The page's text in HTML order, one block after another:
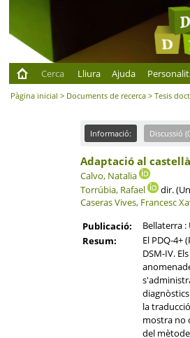
Cerca
Lliura Ajuda
Pàgina inicial > Documents de recerca >Tesis
Informació: Discussió
Adaptació al
Calvo, Natalia
Torrúbia, Rafael
dir.
Caseras Vives, Francesc
Publicació:
Bellaterra
Resum:
El PDQ-
DSM-IV.
la
mostra no
del